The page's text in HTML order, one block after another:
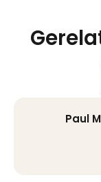
Paul